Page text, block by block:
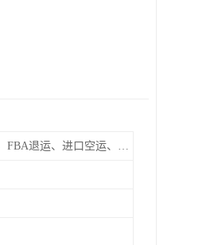
国际快递、代理清关、FBA退运、进口空运、进口海运